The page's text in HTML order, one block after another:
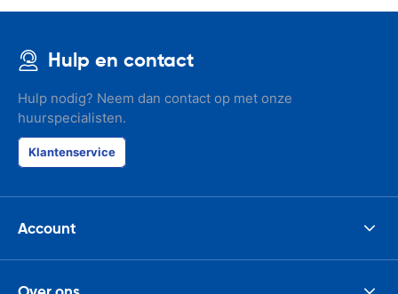
Hulp en contact
Hulp nodig? Neem dan contact op met onze
huurspecialisten.
Klantenservice
Account